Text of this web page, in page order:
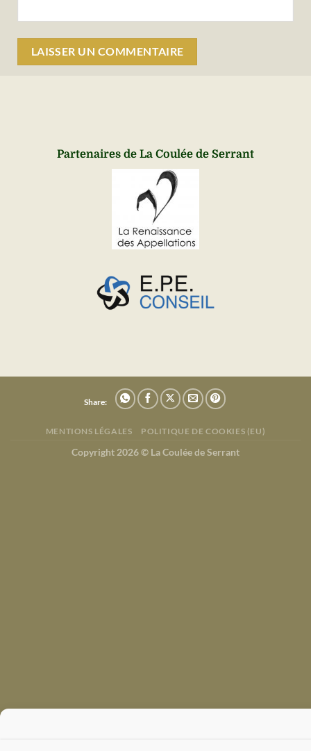
Partenaires de La Coulée de Serrant
Share:
MENTIONS LÉGALES POLITIQUE DE COOKIES (EU)
Copyright 2026 © La Coulée de Serrant